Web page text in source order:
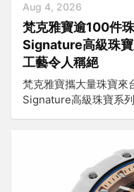
Aug 4, 2026
梵克雅寶逾100件
Signature高級珠
工藝令人稱絕
梵克雅寶攜大量珠寶來
Signature高級珠寶系